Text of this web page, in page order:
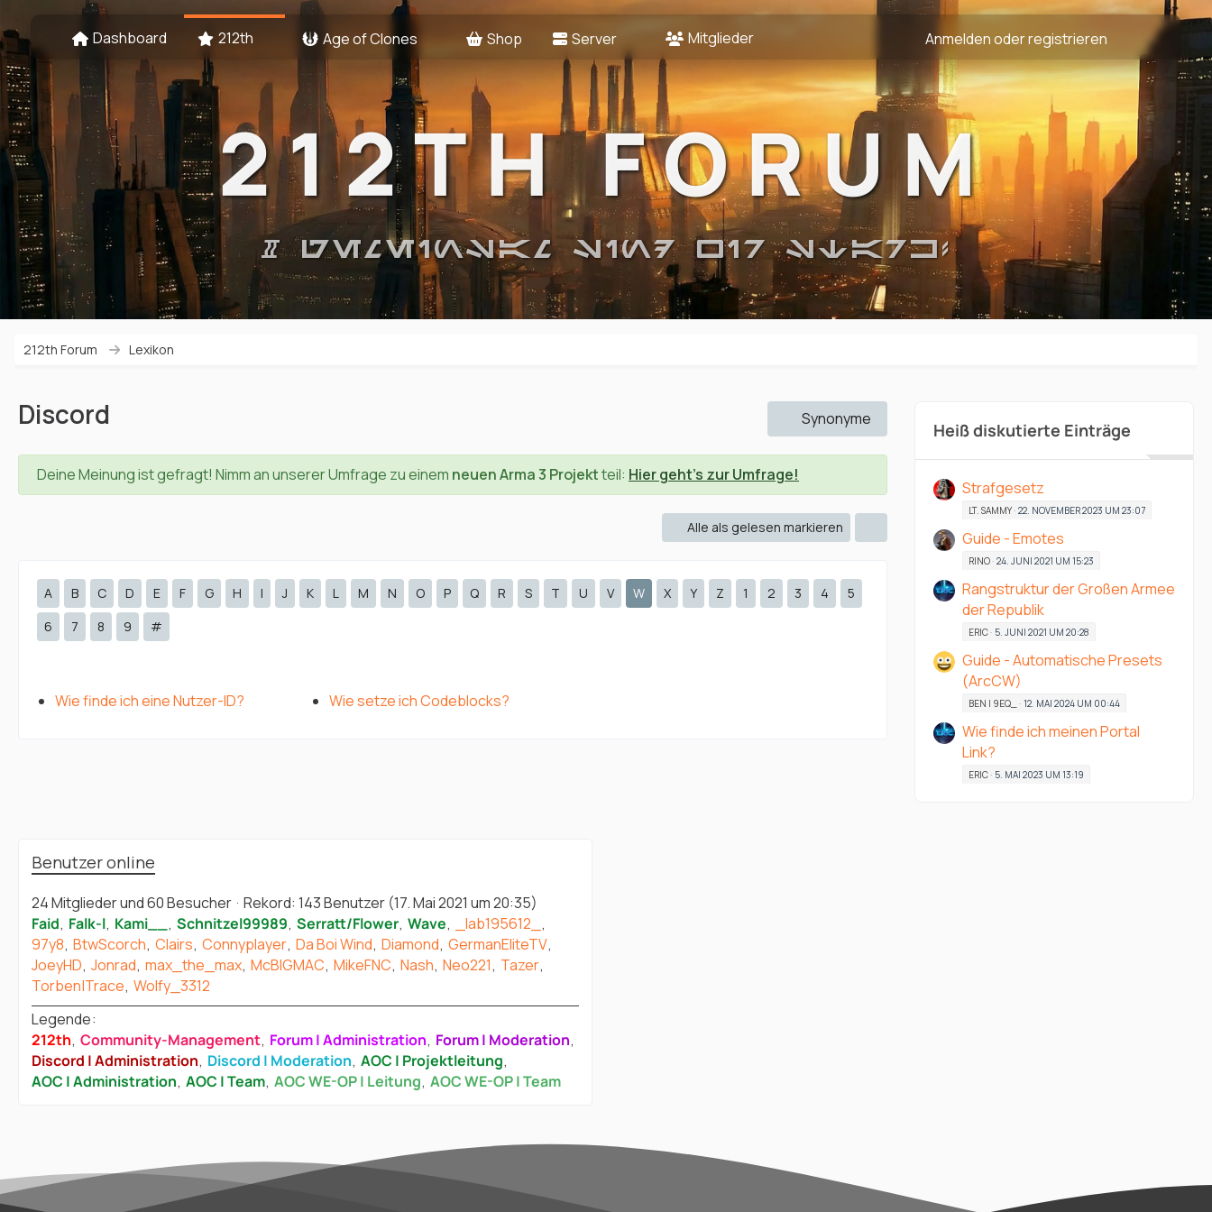
Dashboard 212th Age of Clones Shop Server Mitglieder Anmelden oder registrieren
212TH FORUM
# GEMEINSAM SIND WIR STARK!
212th Forum Lexikon
Discord Synonyme
Deine Meinung ist gefragt! Nimm an unserer Umfrage zu einem neuen Arma 3 Projektteil: Hier geht's zur Umfrage!
Alle als gelesen markieren
A B C D E F G H I J K L M N O P Q R S T U V W X Y Z 1 2 3 4
5
6
7 8 9 #
Wie finde ich eine Nutzer-ID? Wie setze ich Codeblocks?
Heiß diskutierte Einträge
Strafgesetz
LT. SAMMY 22. NOVEMBER 2023 UM 23:07
Guide - Emotes
RINO 24. JUNI 2021 UM 15:23
Rangstruktur der Großen Armee
der Republik
ERIC 5. JUNI 2021 UM 20:28
Guide - Automatische Presets
(ArcCW)
BEN | 9EQ_ 12. MAI 2024 UM 00:44
Wie finde ich meinen Portal
Link?
ERIC 5. MAI 2023 UM 13:19
Benutzer online
24 Mitglieder und 60 Besucher Rekord: 143 Benutzer (17. Mai 2021 um 20:35)
Faid Falk-l Kami__ Schnitzel99989 Serratt/Flower Wave
_lab195612_
97y8 BtwScorch Clairs Connyplayer Da Boi Wind Diamond GermanEliteTV
JoeyHD Jonrad max_the_max McBIGMAC MikeFNC Nash Neo221 Tazer
Torben|Trace Wolfy_3312
Legende
212th Community-Management Forum | Administration Forum | Moderation
Discord | Administration Discord | Moderation AOC | Projektleitung
AOC | Administration AOC | Team AOC WE-OP | Leitung AOC WE-OP | Team